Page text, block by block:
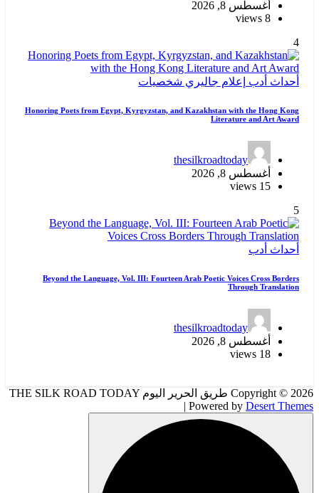
أغسطس 8, 2026
8 views
4
أحداث أدب إعلام جاليري شخصيات
Honoring Poets from Egypt, Kyrgyzstan, and Kazakhstan with the Hong Kong
Literature and Art Award
thesilkroadtoday
أغسطس 8, 2026
15 views
5
أحداث أدب
Beyond the Language, Vol. III: Fourteen Arab Poetic Voices Cross Borders
Through Translation
thesilkroadtoday
أغسطس 8, 2026
18 views
Copyright © 2026 طريق الحرير اليوم THE SILK ROAD TODAY
| Powered by Desert Themes